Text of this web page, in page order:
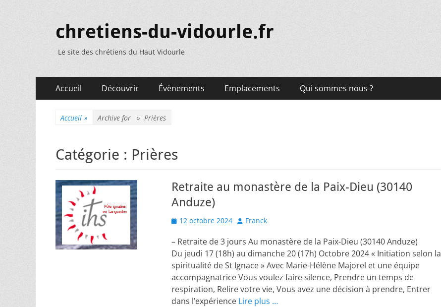
chretiens-du-vidourle.fr
Le site des chrétiens du Haut Vidourle
Menu
principal
Accueil Découvrir Évènements Emplacements Qui sommes nous ?
Accueil » Archive for » Prières
Catégorie : Prières
Retraite au monastère de la Paix-Dieu (30140
Anduze)
Posted
12 octobre 2024 Author
Franck
– Retraite de 3 jours Au monastère de la Paix-Dieu (30140 Anduze)
Du jeudi 17 (18h) au dimanche 20 (17h) Octobre 2024 « Initiation selon la
spiritualité de St Ignace » Avec Marie-Hélène Majorel et une équipe
accompagnatrice Vous voulez faire silence, Prendre un temps de
respiration, Relire votre vie, Vous avez une décision à prendre, Entrer
dans l’expérience Lire plus …